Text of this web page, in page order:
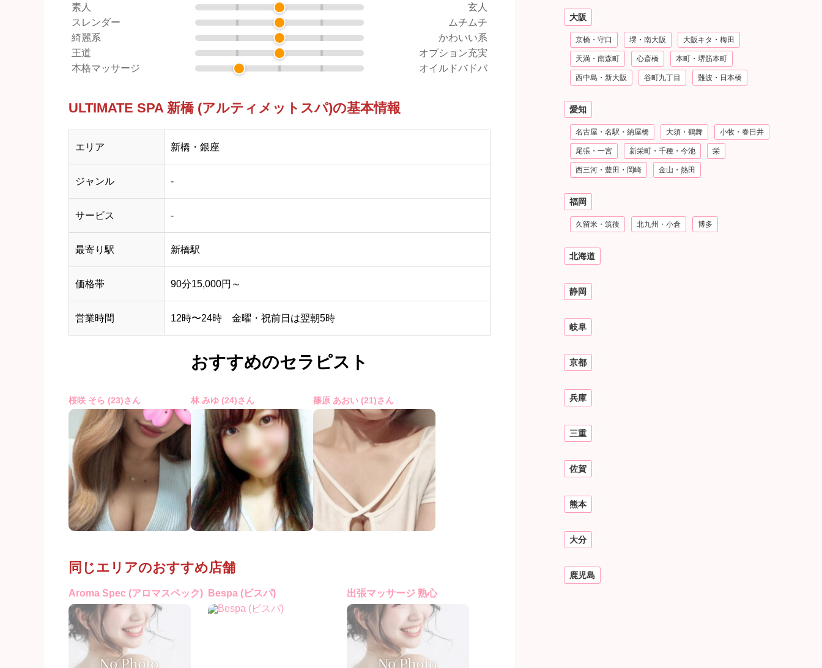
素人
玄人
スレンダー
ムチムチ
綺麗系
かわいい系
王道
オプション充実
本格マッサージ
オイルドバドバ
ULTIMATE SPA 新橋 (アルティメットスパ)の基本情報
エリア 新橋・銀座
ジャンル -
サービス -
最寄り駅 新橋駅
価格帯 90分15,000円～
営業時間 12時〜24時 金曜・祝前日は翌朝5時
おすすめのセラピスト
桜咲 そら (23)さん 林 みゆ (24)さん 篠原 あおい (21)さん
同じエリアのおすすめ店舗
Aroma Spec (アロマスペック) Bespa (ビスパ) 出張マッサージ 熟心
大阪
京橋・守口 堺・南大阪 大阪キタ・梅田
天満・南森町 心斎橋 本町・堺筋本町
西中島・新大阪 谷町九丁目 難波・日本橋
愛知
名古屋・名駅・納屋橋 大須・鶴舞 小牧・春日井
尾張・一宮 新栄町・千種・今池 栄
西三河・豊田・岡崎 金山・熱田
福岡
久留米・筑後 北九州・小倉 博多
北海道
静岡
岐阜
京都
兵庫
三重
佐賀
熊本
大分
鹿児島